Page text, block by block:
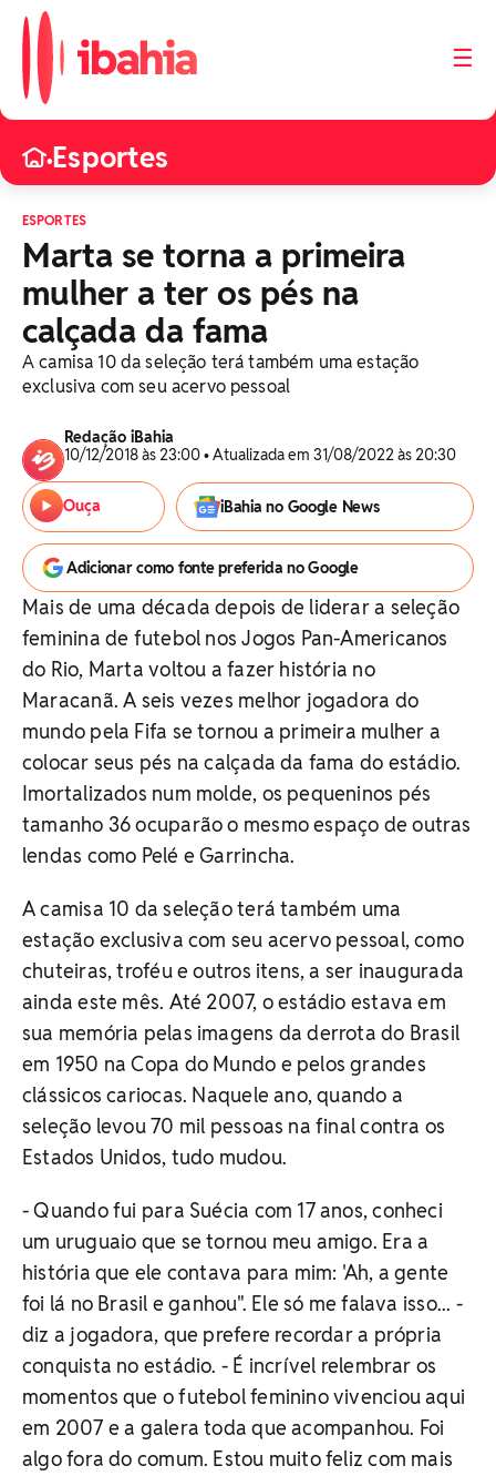
☰
•Esportes
ESPORTES
Marta se torna a primeira
mulher a ter os pés na
calçada da fama
A camisa 10 da seleção terá também uma estação
exclusiva com seu acervo pessoal
Redação iBahia
10/12/2018 às 23:00 • Atualizada em 31/08/2022 às 20:30
Ouça iBahia no Google News
Adicionar como fonte preferida no Google
Mais de uma década depois de liderar a seleção
feminina de futebol nos Jogos Pan-Americanos
do Rio, Marta voltou a fazer história no
Maracanã. A seis vezes melhor jogadora do
mundo pela Fifa se tornou a primeira mulher a
colocar seus pés na calçada da fama do estádio.
Imortalizados num molde, os pequeninos pés
tamanho 36 ocuparão o mesmo espaço de outras
lendas como Pelé e Garrincha.
A camisa 10 da seleção terá também uma
estação exclusiva com seu acervo pessoal, como
chuteiras, troféu e outros itens, a ser inaugurada
ainda este mês. Até 2007, o estádio estava em
sua memória pelas imagens da derrota do Brasil
em 1950 na Copa do Mundo e pelos grandes
clássicos cariocas. Naquele ano, quando a
seleção levou 70 mil pessoas na final contra os
Estados Unidos, tudo mudou.
- Quando fui para Suécia com 17 anos, conheci
um uruguaio que se tornou meu amigo. Era a
história que ele contava para mim: 'Ah, a gente
foi lá no Brasil e ganhou". Ele só me falava isso... -
diz a jogadora, que prefere recordar a própria
conquista no estádio. - É incrível relembrar os
momentos que o futebol feminino vivenciou aqui
em 2007 e a galera toda que acompanhou. Foi
algo fora do comum. Estou muito feliz com mais